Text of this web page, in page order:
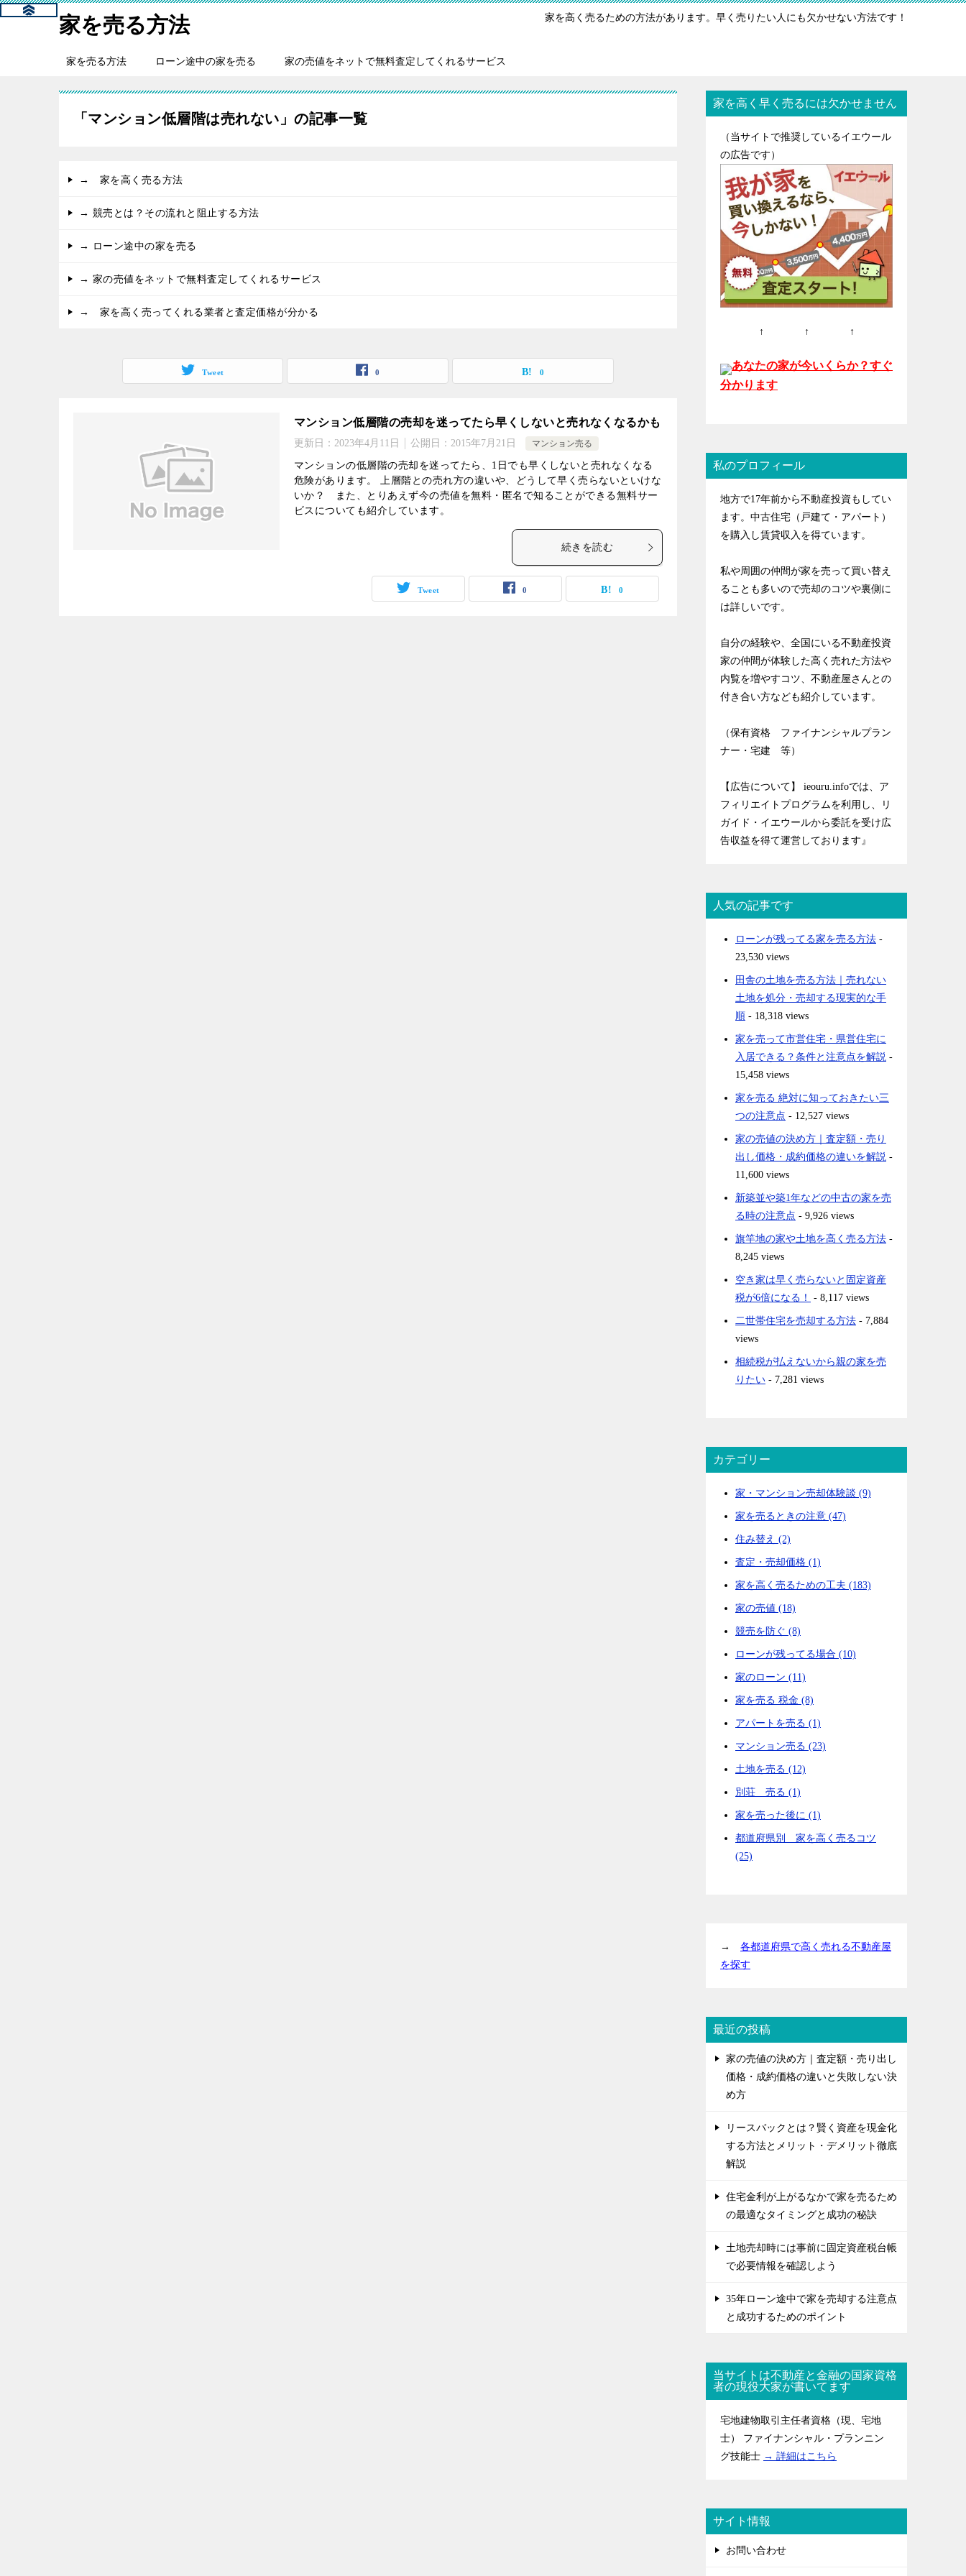
家を売る方法 家を高く売るための方法があります。早く売りたい人にも欠かせない方法です！
家を売る方法 ローン途中の家を売る 家の売値をネットで無料査定してくれるサービス
「マンション低層階は売れない」の記事一覧
→ 家を高く売る方法
→ 競売とは？その流れと阻止する方法
→ ローン途中の家を売る
→ 家の売値をネットで無料査定してくれるサービス
→ 家を高く売ってくれる業者と査定価格が分かる
Tweet 0 0
マンション低層階の売却を迷ってたら早くしないと売れなくなるかも
更新日： 2023年4月11日 公開日： 2015年7月21日 マンション売る
マンションの低層階の売却を迷ってたら、1日でも早くしないと売れなくなる
危険があります。 上層階との売れ方の違いや、どうして早く売らないといけな
いか？ また、とりあえず今の売値を無料・匿名で知ることができる無料サー
ビスについても紹介しています。
続きを読む
Tweet 0 0
家を高く早く売るには欠かせません
（当サイトで推奨しているイエウール
の広告です）
↑ ↑ ↑
あなたの家が今いくらか？すぐ
分かります
私のプロフィール
地方で17年前から不動産投資もしてい
ます。中古住宅（戸建て・アパート）
を購入し賃貸収入を得ています。
私や周囲の仲間が家を売って買い替え
ることも多いので売却のコツや裏側に
は詳しいです。
自分の経験や、全国にいる不動産投資
家の仲間が体験した高く売れた方法や
内覧を増やすコツ、不動産屋さんとの
付き合い方なども紹介しています。
（保有資格 ファイナンシャルプラン
ナー・宅建 等）
【広告について】 ieouru.infoでは、ア
フィリエイトプログラムを利用し、リ
ガイド・イエウールから委託を受け広
告収益を得て運営しております』
人気の記事です
ローンが残ってる家を売る方法 -
23,530 views
田舎の土地を売る方法｜売れない
土地を処分・売却する現実的な手
順 - 18,318 views
家を売って市営住宅・県営住宅に
入居できる？条件と注意点を解説 -
15,458 views
家を売る 絶対に知っておきたい三
つの注意点 - 12,527 views
家の売値の決め方｜査定額・売り
出し価格・成約価格の違いを解説 -
11,600 views
新築並や築1年などの中古の家を売
る時の注意点 - 9,926 views
旗竿地の家や土地を高く売る方法 -
8,245 views
空き家は早く売らないと固定資産
税が6倍になる！
- 8,117 views
二世帯住宅を売却する方法 - 7,884
views
相続税が払えないから親の家を売
りたい - 7,281 views
カテゴリー
家・マンション売却体験談 (9)
家を売るときの注意 (47)
住み替え (2)
査定・売却価格 (1)
家を高く売るための工夫 (183)
家の売値 (18)
競売を防ぐ (8)
ローンが残ってる場合 (10)
家のローン (11)
家を売る 税金 (8)
アパートを売る (1)
マンション売る (23)
土地を売る (12)
別荘 売る (1)
家を売った後に (1)
都道府県別 家を高く売るコツ
(25)
→ 各都道府県で高く売れる不動産屋
を探す
最近の投稿
家の売値の決め方｜査定額・売り出し
価格・成約価格の違いと失敗しない決
め方
リースバックとは？賢く資産を現金化
する方法とメリット・デメリット徹底
解説
住宅金利が上がるなかで家を売るため
の最適なタイミングと成功の秘訣
土地売却時には事前に固定資産税台帳
で必要情報を確認しよう
35年ローン途中で家を売却する注意点
と成功するためのポイント
当サイトは不動産と金融の国家資格
者の現役大家が書いてます
宅地建物取引主任者資格（現、宅地
士） ファイナンシャル・プランニン
グ技能士 → 詳細はこちら
サイト情報
お問い合わせ